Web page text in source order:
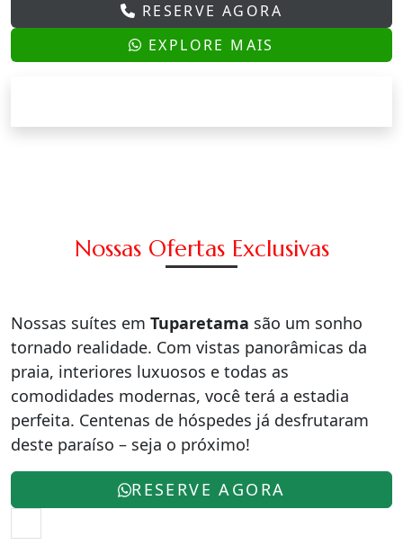
RESERVE AGORA
EXPLORE MAIS
Nossas Ofertas Exclusivas
Nossas suítes em Tuparetama são um sonho
tornado realidade. Com vistas panorâmicas da
praia, interiores luxuosos e todas as
comodidades modernas, você terá a estadia
perfeita. Centenas de hóspedes já desfrutaram
deste paraíso – seja o próximo!
RESERVE AGORA